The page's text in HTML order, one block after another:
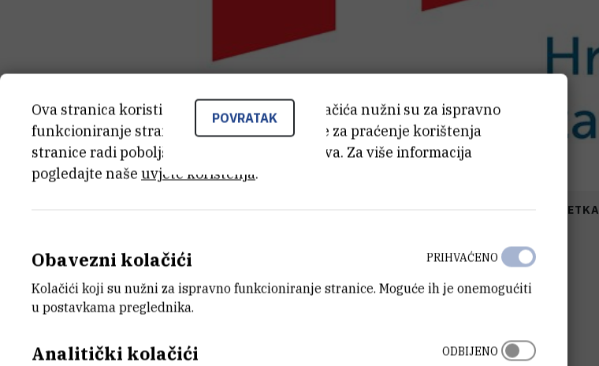
DATUM POČETKA
DATUM ZAVRŠETKA
POVRATAK
Ova stranica koristi kolačiće. Neki od tih kolačića nužni su za ispravno
funkcioniranje stranice, dok se drugi koriste za praćenje korištenja
stranice radi poboljšanja korisničkog iskustva. Za više informacija
pogledajte naše uvjete korištenja.
Obavezni kolačići
Kolačići koji su nužni za ispravno funkcioniranje stranice. Moguće ih je onemogućiti
u postavkama preglednika.
PRIHVAĆENO
Analitički kolačići ODBIJENO